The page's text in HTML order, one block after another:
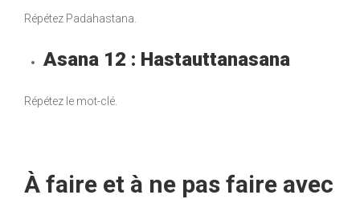
Répétez Padahastana.
Asana 12 : Hastauttanasana
Répétez le mot-clé.
À faire et à ne pas faire avec